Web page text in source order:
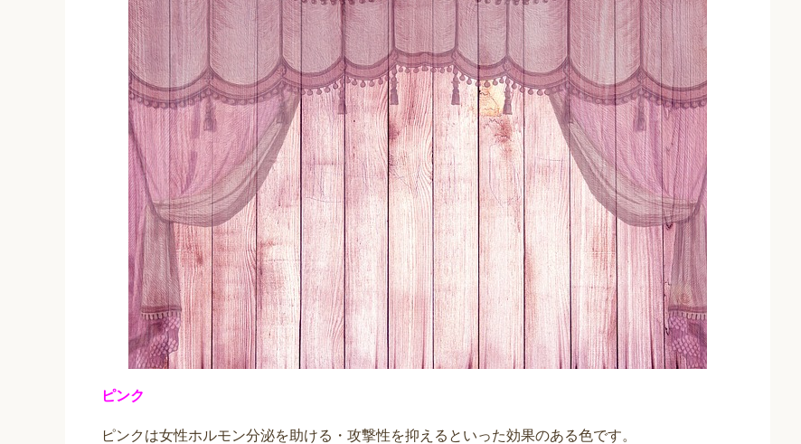
ピンク
ピンクは女性ホルモン分泌を助ける・攻撃性を抑えるといった効果のある色です。